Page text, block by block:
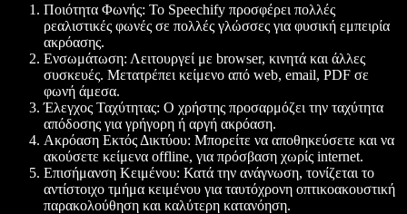
Ποιότητα Φωνής: Το Speechify προσφέρει πολλές
ρεαλιστικές φωνές σε πολλές γλώσσες για φυσική εμπειρία
ακρόασης.
Ενσωμάτωση: Λειτουργεί με browser, κινητά και άλλες
συσκευές. Μετατρέπει κείμενο από web, email, PDF σε
φωνή άμεσα.
Έλεγχος Ταχύτητας: Ο χρήστης προσαρμόζει την ταχύτητα
απόδοσης για γρήγορη ή αργή ακρόαση.
Ακρόαση Εκτός Δικτύου: Μπορείτε να αποθηκεύσετε και να
ακούσετε κείμενα offline, για πρόσβαση χωρίς internet.
Επισήμανση Κειμένου: Κατά την ανάγνωση, τονίζεται το
αντίστοιχο τμήμα κειμένου για ταυτόχρονη οπτικοακουστική
παρακολούθηση και καλύτερη κατανόηση.